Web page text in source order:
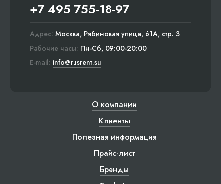
+7 495 755-18-97
Адрес: Москва, Рябиновая улица, 61А, стр. 3
Рабочие часы: Пн-Сб, 09:00-20:00
E-mail: info@rusrent.su
О компании
Клиенты
Полезная информация
Прайс-лист
Бренды